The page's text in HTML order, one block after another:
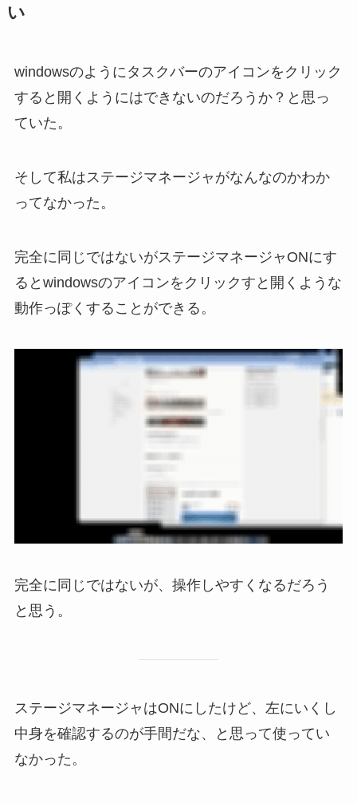
い
windowsのようにタスクバーのアイコンをクリック
すると開くようにはできないのだろうか？と思っ
ていた。
そして私はステージマネージャがなんなのかわか
ってなかった。
完全に同じではないがステージマネージャONにす
るとwindowsのアイコンをクリックすと開くような
動作っぽくすることができる。
完全に同じではないが、操作しやすくなるだろう
と思う。
ステージマネージャはONにしたけど、左にいくし
中身を確認するのが手間だな、と思って使ってい
なかった。